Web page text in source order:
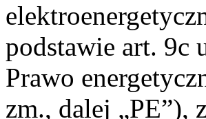
podstawie art. 9c
Prawo
zm., dalej „PE”),